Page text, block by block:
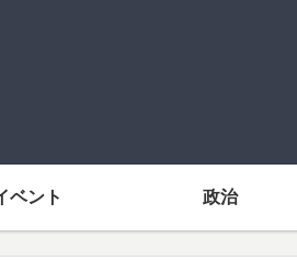
ベント 政治